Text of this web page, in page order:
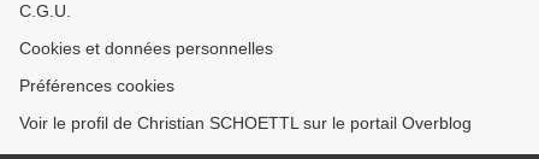
C.G.U.
Cookies et données personnelles
Préférences cookies
Voir le profil de Christian SCHOETTL sur le portail Overblog